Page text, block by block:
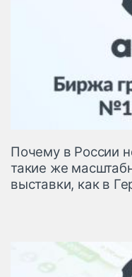
Почему в России
такие же
выставки, как в